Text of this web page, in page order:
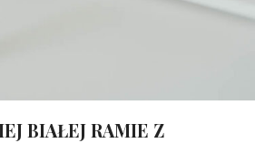
BIAŁEJ RAMIE Z